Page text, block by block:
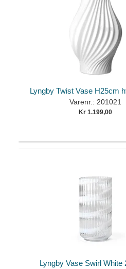
Lyngby Twist Vase H25cm
Varenr.: 201021
Kr 1.199,00
Lyngby Vase Swirl White